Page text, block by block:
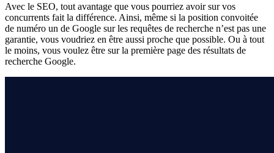
Avec le SEO, tout avantage que vous pourriez avoir sur vos
concurrents fait la différence. Ainsi, même si la position convoitée
de numéro un de Google sur les requêtes de recherche n’est pas une
garantie, vous voudriez en être aussi proche que possible. Ou à tout
le moins, vous voulez être sur la première page des résultats de
recherche Google.